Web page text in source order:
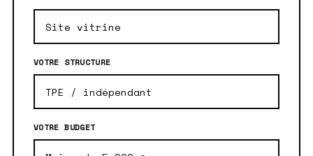
VOTRE STRUCTURE
VOTRE BUDGET